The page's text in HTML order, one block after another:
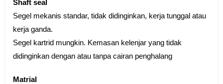
Shaft seal
Segel mekanis standar, tidak didinginkan, kerja tunggal atau
kerja ganda.
Segel kartrid mungkin. Kemasan kelenjar yang tidak
didinginkan dengan atau tanpa cairan penghalang
Matrial